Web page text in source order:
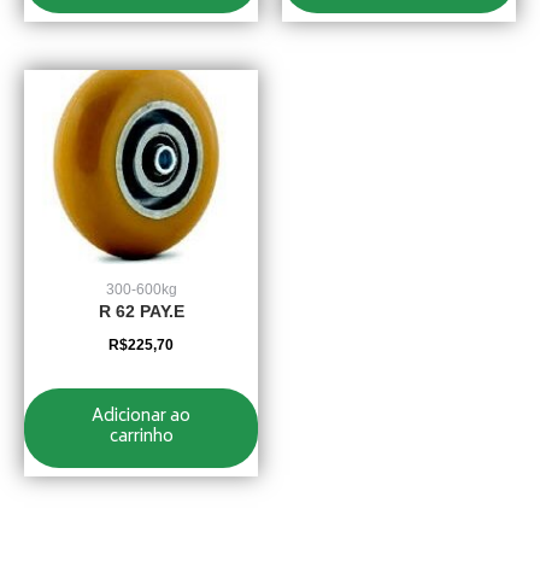
300-600kg
R 62 PAY.E
R$225,70
Adicionar ao
carrinho